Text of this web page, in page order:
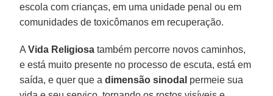
escola com crianças, em uma unidade penal ou em
comunidades de toxicômanos em recuperação.
AVida Religiosa também percorre novos caminhos,
e está muito presente no processo de escuta, está em
saída, e quer que adimensão sinodal permeie sua